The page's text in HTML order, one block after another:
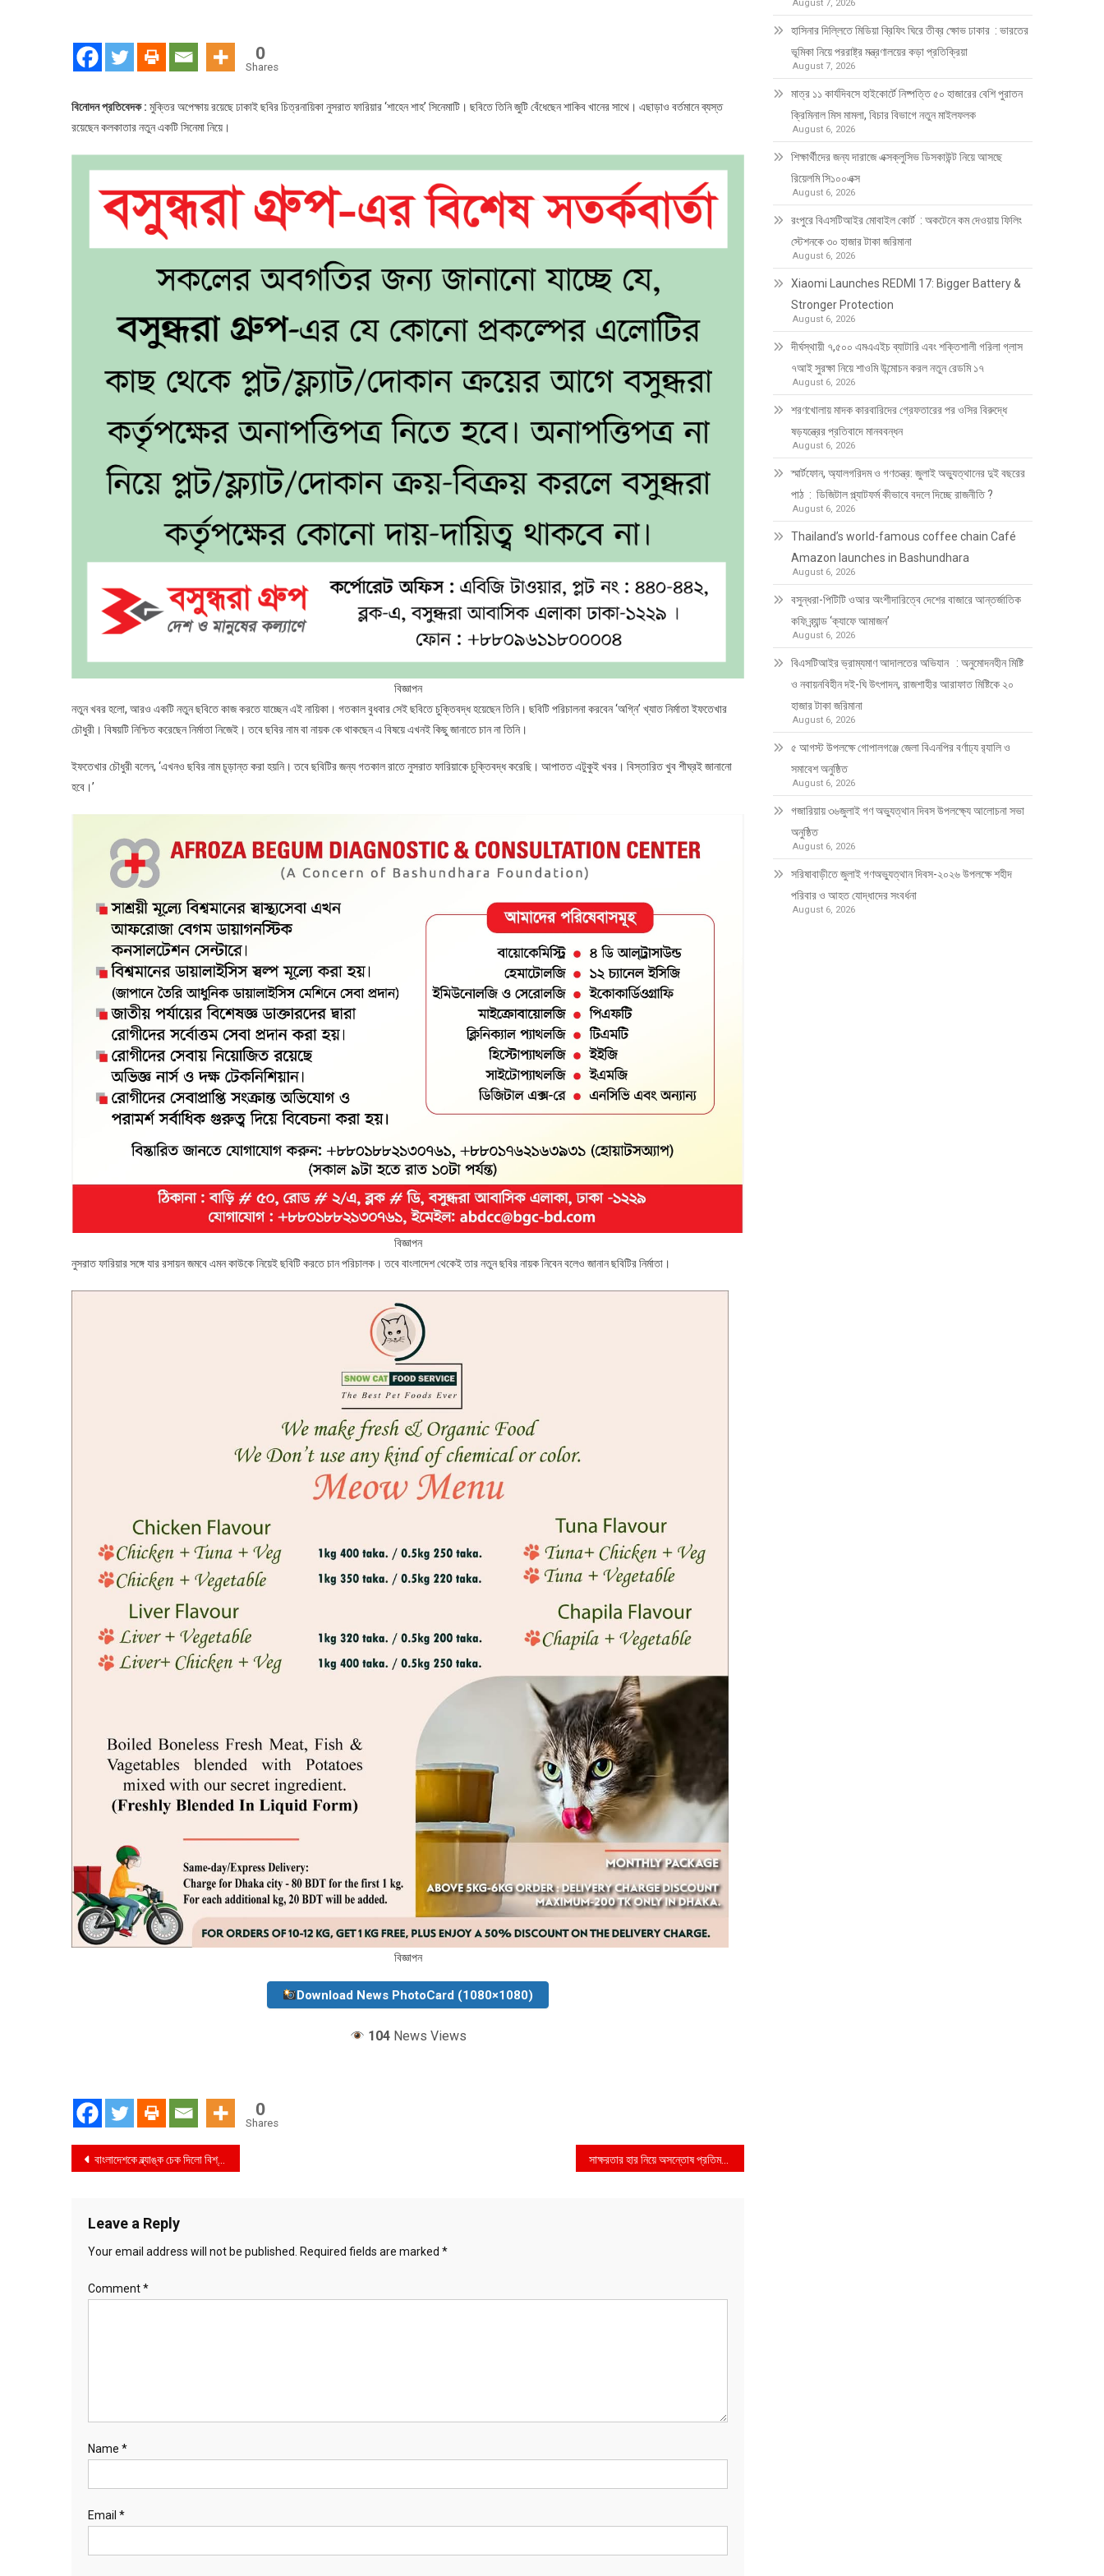
0
Shares
বিনোদন প্রতিবেদক : মুক্তির অপেক্ষায় রয়েছে ঢাকাই ছবির চিত্রনায়িকা নুসরাত ফারিয়ার ‘শাহেন শাহ’ সিনেমাটি। ছবিতে তিনি জুটি বেঁধেছেন শাকিব খানের সাথে। এছাড়াও বর্তমানে ব্যস্ত
রয়েছেন কলকাতার নতুন একটি সিনেমা নিয়ে।
বিজ্ঞাপন
নতুন খবর হলো, আরও একটি নতুন ছবিতে কাজ করতে যাচ্ছেন এই নায়িকা। গতকাল বুধবার সেই ছবিতে চুক্তিবদ্ধ হয়েছেন তিনি। ছবিটি পরিচালনা করবেন ‘অগ্নি’ খ্যাত নির্মাতা ইফতেখার
চৌধুরী। বিষয়টি নিশ্চিত করেছেন নির্মাতা নিজেই। তবে ছবির নাম বা নায়ক কে থাকছেন এ বিষয়ে এখনই কিছু জানাতে চান না তিনি।
ইফতেখার চৌধুরী বলেন, ‘এখনও ছবির নাম চূড়ান্ত করা হয়নি। তবে ছবিটির জন্য গতকাল রাতে নুসরাত ফারিয়াকে চুক্তিবদ্ধ করেছি। আপাতত এটুকুই খবর। বিস্তারিত খুব শীঘ্রই জানানো
হবে।’
বিজ্ঞাপন
নুসরাত ফারিয়ার সঙ্গে যার রসায়ন জমবে এমন কাউকে নিয়েই ছবিটি করতে চান পরিচালক। তবে বাংলাদেশ থেকেই তার নতুন ছবির নায়ক নিবেন বলেও জানান ছবিটির নির্মাতা।
বিজ্ঞাপন
Download News PhotoCard (1080×1080)
104News Views
0
Shares
Post
বাংলাদেশকে ব্ল্যাঙ্ক চেক দিলো বিশ্বব্যাংক সাক্ষরতার হার নিয়ে অসন্তোষ প্রতিমন্ত্রীর
Leave a Reply
Your email address will not be published. Required fields are marked *
Comment*
Name *
Email *
August 7, 2026
হাসিনার দিল্লিতে মিডিয়া ব্রিফিং ঘিরে তীব্র ক্ষোভ ঢাকার : ভারতের
ভূমিকা নিয়ে পররাষ্ট্র মন্ত্রণালয়ের কড়া প্রতিক্রিয়া
August 7, 2026
মাত্র ১১ কার্যদিবসে হাইকোর্টে নিষ্পত্তি ৫০ হাজারের বেশি পুরাতন
ক্রিমিনাল মিস মামলা, বিচার বিভাগে নতুন মাইলফলক
August 6, 2026
শিক্ষার্থীদের জন্য দারাজে এক্সক্লুসিভ ডিসকাউন্ট নিয়ে আসছে
রিয়েলমি সি১০০এক্স
August 6, 2026
রংপুরে বিএসটিআইর মোবাইল কোর্ট : অকটেনে কম দেওয়ায় ফিলিং
স্টেশনকে ৩০ হাজার টাকা জরিমানা
August 6, 2026
Xiaomi Launches REDMI 17: Bigger Battery &
Stronger Protection
August 6, 2026
দীর্ঘস্থায়ী ৭,৫০০ এমএএইচ ব্যাটারি এবং শক্তিশালী গরিলা গ্লাস
৭আই সুরক্ষা নিয়ে শাওমি উন্মোচন করল নতুন রেডমি ১৭
August 6, 2026
শরণখোলায় মাদক কারবারিদের গ্রেফতারের পর ওসির বিরুদ্ধে
ষড়যন্ত্রের প্রতিবাদে মানববন্ধন
August 6, 2026
স্মার্টফোন, অ্যালগরিদম ও গণতন্ত্র: জুলাই অভ্যুত্থানের দুই বছরের
পাঠ : ডিজিটাল প্ল্যাটফর্ম কীভাবে বদলে দিচ্ছে রাজনীতি ?
August 6, 2026
Thailand’s world-famous coffee chain Café
Amazon launches in Bashundhara
August 6, 2026
বসুন্ধরা-পিটিটি ওআর অংশীদারিত্বে দেশের বাজারে আন্তর্জাতিক
কফি ব্র্যান্ড ‘ক্যাফে আমাজন’
August 6, 2026
বিএসটিআইর ভ্রাম্যমাণ আদালতের অভিযান : অনুমোদনহীন মিষ্টি
ও নবায়নবিহীন দই-ঘি উৎপাদন, রাজশাহীর আরাফাত মিষ্টিকে ২০
হাজার টাকা জরিমানা
August 6, 2026
৫ আগস্ট উপলক্ষে গোপালগঞ্জে জেলা বিএনপির বর্ণাঢ্য র‍্যালি ও
সমাবেশ অনুষ্ঠিত
August 6, 2026
গজারিয়ায় ৩৬জুলাই গণ অভ্যুত্থান দিবস উপলক্ষ্যে আলোচনা সভা
অনুষ্ঠিত
August 6, 2026
সরিষাবাড়ীতে জুলাই গণঅভ্যুত্থান দিবস-২০২৬ উপলক্ষে শহীদ
পরিবার ও আহত যোদ্ধাদের সংবর্ধনা
August 6, 2026